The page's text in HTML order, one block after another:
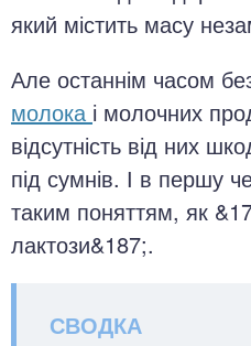
який містить масу
Але останнім часом
молока і молочних
відсутність від них
під сумнів. І в першу
таким поняттям, як
лактози&187;.